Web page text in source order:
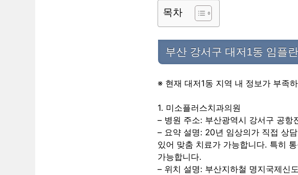
목차
부산 강서구 대저1동 임플
※ 현재 대저1동 지역 내 정보가 부족
1. 미소플러스치과의원
– 병원 주소: 부산광역시 강서구 공
– 요약 설명: 20년 임상의가 직접 상
있어 맞춤 치료가 가능합니다. 특히
가능합니다.
– 위치 설명: 부산지하철 명지국제신